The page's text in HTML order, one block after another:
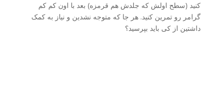
کنید (سطح اولش که جلدش هم قرمزه) بعد با اون کم کم
گرامر رو تمرین کنید. هر جا که متوجه نشدین و نیاز به کمک
داشتین از کی باید بپرسید؟